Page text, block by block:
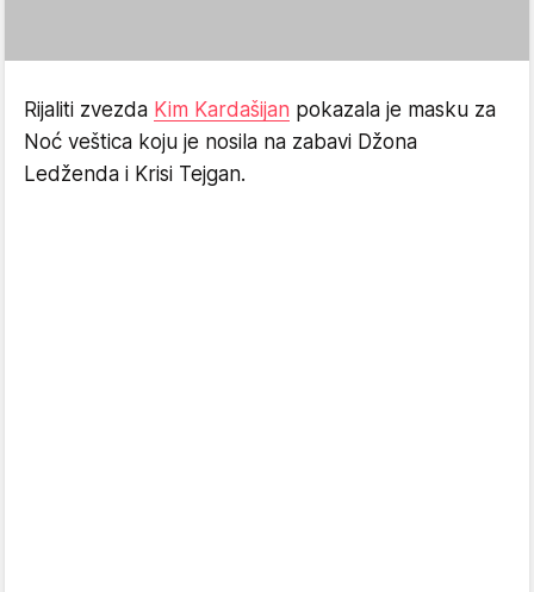
Rijaliti zvezda Kim Kardašijan pokazala je masku za
Noć veštica koju je nosila na zabavi Džona
Ledženda i Krisi Tejgan.